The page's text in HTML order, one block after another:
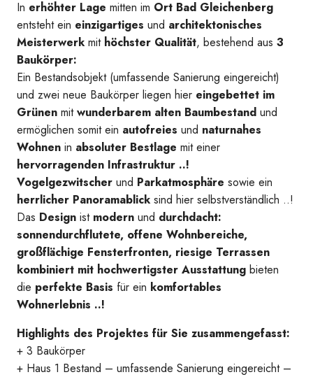
Master_Haus_2
In erhöhter Lage mitten im Ort Bad Gleichenberg
entsteht ein einzigartiges und architektonisches
Meisterwerk mithöchster Qualität, bestehend aus 3
Baukörper:
Ein Bestandsobjekt (umfassende Sanierung eingereicht)
und zwei neue Baukörper liegen hier eingebettet im
Grünen mitwunderbarem alten Baumbestand und
ermöglichen somit ein autofreies und naturnahes
Wohnen in absoluter Bestlage mit einer
hervorragenden Infrastruktur ..!
Vogelgezwitscher und Parkatmosphäre sowie ein
herrlicher Panoramablick sind hier selbstverständlich ..!
Das Design ist modern und durchdacht:
sonnendurchflutete, offene Wohnbereiche,
großflächige Fensterfronten, riesige Terrassen
kombiniert mit hochwertigster Ausstattung bieten
die perfekte Basis für ein komfortables
Wohnerlebnis ..!
Highlights des Projektes für Sie zusammengefasst:
+ 3 Baukörper
+ Haus 1 Bestand – umfassende Sanierung eingereicht –